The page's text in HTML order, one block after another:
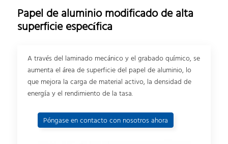
Papel de aluminio modificado de alta
superficie específica
A través del laminado mecánico y el grabado químico, se
aumenta el área de superficie del papel de aluminio, lo
que mejora la carga de material activo, la densidad de
energía y el rendimiento de la tasa.
Póngase en contacto con nosotros ahora